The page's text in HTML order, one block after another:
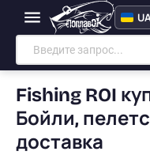
Fishing ROI
Бойли,
доставка